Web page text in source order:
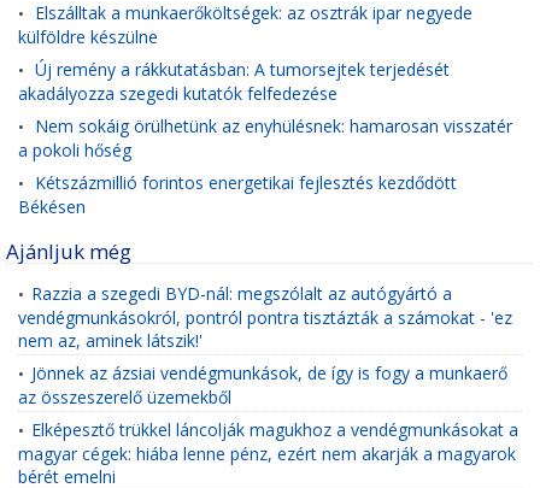
• Elszálltak a munkaerőköltségek: az osztrák ipar negyede
külföldre készülne
• Új remény a rákkutatásban: A tumorsejtek terjedését
akadályozza szegedi kutatók felfedezése
• Nem sokáig örülhetünk az enyhülésnek: hamarosan visszatér
a pokoli hőség
• Kétszázmillió forintos energetikai fejlesztés kezdődött
Békésen
Ajánljuk még
• Razzia a szegedi BYD-nál: megszólalt az autógyártó a
vendégmunkásokról, pontról pontra tisztázták a számokat - 'ez
nem az, aminek látszik!'
• Jönnek az ázsiai vendégmunkások, de így is fogy a munkaerő
az összeszerelő üzemekből
• Elképesztő trükkel láncolják magukhoz a vendégmunkásokat a
magyar cégek: hiába lenne pénz, ezért nem akarják a magyarok
bérét emelni